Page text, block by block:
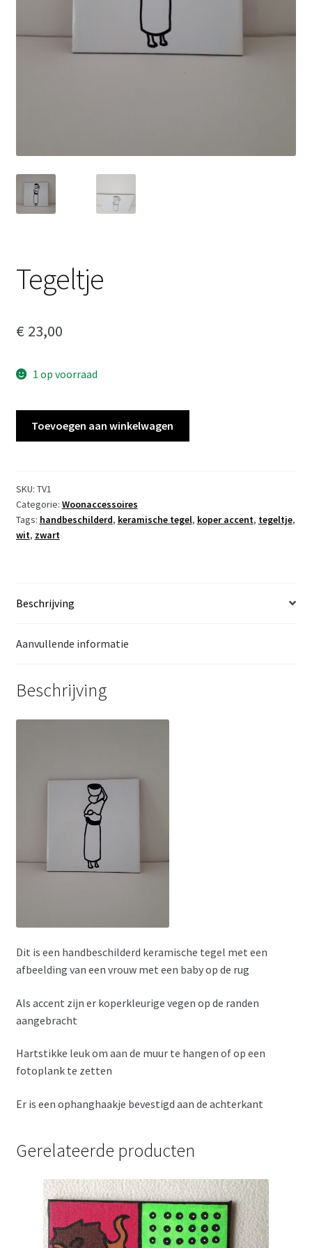
Tegeltje
€ 23,00
1 op voorraad
Toevoegen aan winkelwagen
SKU: TV1
Categorie: Woonaccessoires
Tags: handbeschilderd, keramische tegel, koper accent, tegeltje,
wit, zwart
Beschrijving
Aanvullende informatie
Beschrijving
Dit is een handbeschilderd keramische tegel met een
afbeelding van een vrouw met een baby op de rug
Als accent zijn er koperkleurige vegen op de randen
aangebracht
Hartstikke leuk om aan de muur te hangen of op een
fotoplank te zetten
Er is een ophanghaakje bevestigd aan de achterkant
Gerelateerde producten